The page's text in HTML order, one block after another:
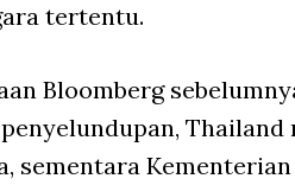
tertentu.
Bloomberg
Thailand
sementara